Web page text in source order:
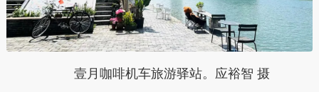
壹月咖啡机车旅游驿站。应裕智 摄